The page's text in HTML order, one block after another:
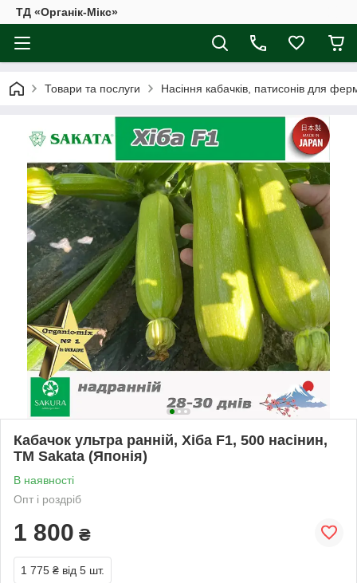
ТД «Органік-Мікс»
Товари та послуги Насіння кабачків, патисонів для
Кабачок ультра ранній, Хіба F1, 500 насінин,
ТМ Sakata (Японія)
В наявності
Опт і роздріб
1 800 ₴
1 775 ₴ від 5 шт.